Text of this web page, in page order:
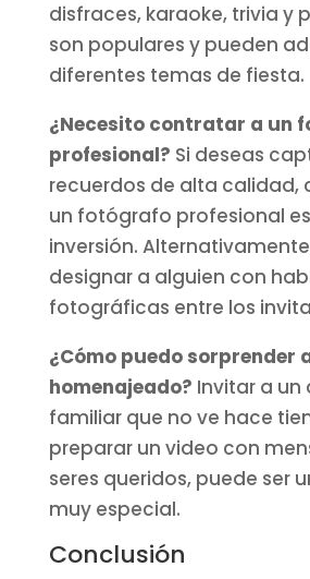
disfraces, karaoke, trivia y
son populares y pueden
diferentes temas de fiesta.
¿Necesito contratar a un
profesional? Si deseas
recuerdos de alta calidad,
un fotógrafo profesional
inversión.
designar a alguien con
fotográficas entre los
¿Cómo puedo sorprender
homenajeado? Invitar a un
familiar que no ve hace
preparar un video con
seres queridos, puede ser
muy especial.
Conclusión